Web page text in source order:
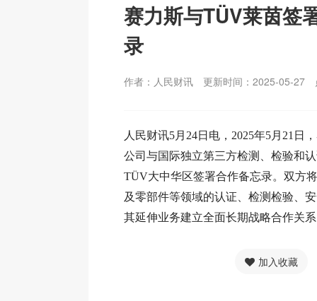
赛力斯与TÜV莱茵签
录
作者：人民财讯 更新时间：2025-05-27
人民财讯5月24日电，2025年5月21日
公司与国际独立第三方检测、检验和
TÜV大中华区签署合作备忘录。双方
及零部件等领域的认证、检测检验、
其延伸业务建立全面长期战略合作关
加入收藏